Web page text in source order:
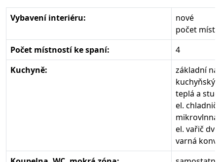
Vybavení interiéru:
nové
počet
Počet místností ke spaní:
4
Kuchyně:
základní
kuchyňský
teplá a
el.
mikrovlnná
el. vařič
varná